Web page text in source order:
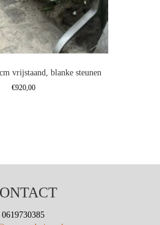
vrijstaand, blanke steunen
€920,00
0619730385